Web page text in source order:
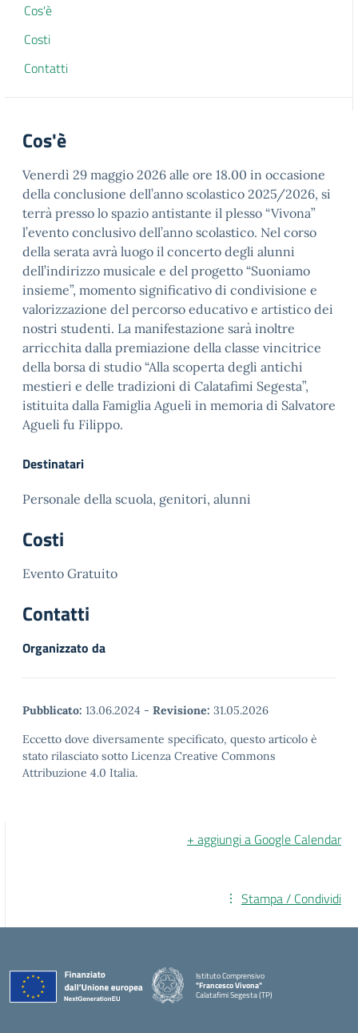
Cos'è
Costi
Contatti
Cos'è
Venerdì 29 maggio 2026 alle ore 18.00 in occasione
della conclusione dell’anno scolastico 2025/2026, si
terrà presso lo spazio antistante il plesso “Vivona”
l’evento conclusivo dell’anno scolastico. Nel corso
della serata avrà luogo il concerto degli alunni
dell’indirizzo musicale e del progetto “Suoniamo
insieme”, momento significativo di condivisione e
valorizzazione del percorso educativo e artistico dei
nostri studenti. La manifestazione sarà inoltre
arricchita dalla premiazione della classe vincitrice
della borsa di studio “Alla scoperta degli antichi
mestieri e delle tradizioni di Calatafimi Segesta”,
istituita dalla Famiglia Agueli in memoria di Salvatore
Agueli fu Filippo.
Destinatari
Personale della scuola, genitori, alunni
Costi
Evento Gratuito
Contatti
Organizzato da
Pubblicato: 13.06.2024 - Revisione: 31.05.2026
Eccetto dove diversamente specificato, questo articolo è
stato rilasciato sotto Licenza Creative Commons
Attribuzione 4.0 Italia.
+ aggiungi a Google Calendar
Stampa / Condividi
Istituto Comprensivo
"Francesco Vivona"
Calatafimi Segesta (TP)
— Visita la pagina iniziale della scuola